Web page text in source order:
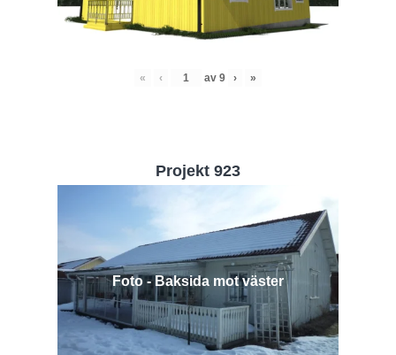
« ‹ av 9 › »
Projekt 923
Foto - Baksida mot väster